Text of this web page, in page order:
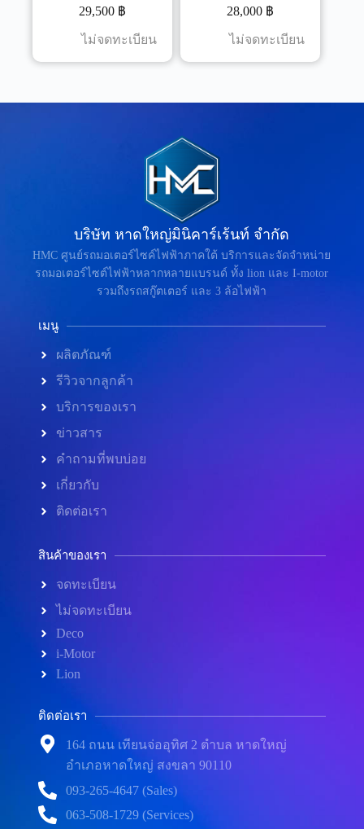
29,500 ฿
ไม่จดทะเบียน
28,000 ฿
ไม่จดทะเบียน
บริษัท หาดใหญ่มินิคาร์เร้นท์ จำกัด
HMC ศูนย์รถมอเตอร์ไซค์ไฟฟ้าภาคใต้ บริการและจัดจำหน่าย
รถมอเตอร์ไซต์ไฟฟ้าหลากหลายแบรนด์ ทั้ง lion และ I-motor
รวมถึงรถสกู๊ตเตอร์ และ 3 ล้อไฟฟ้า
เมนู
ผลิตภัณฑ์
รีวิวจากลูกค้า
บริการของเรา
ข่าวสาร
คำถามที่พบบ่อย
เกี่ยวกับ
ติดต่อเรา
สินค้าของเรา
จดทะเบียน
ไม่จดทะเบียน
Deco
i-Motor
Lion
ติดต่อเรา
164 ถนน เทียนจ่ออุทิศ 2 ตำบล หาดใหญ่
อำเภอหาดใหญ่ สงขลา 90110
093-265-4647 (Sales)
063-508-1729 (Services)